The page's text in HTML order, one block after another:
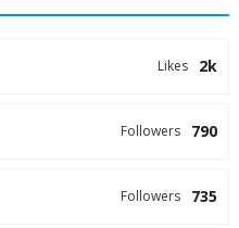
2k
Likes
790
Followers
735
Followers